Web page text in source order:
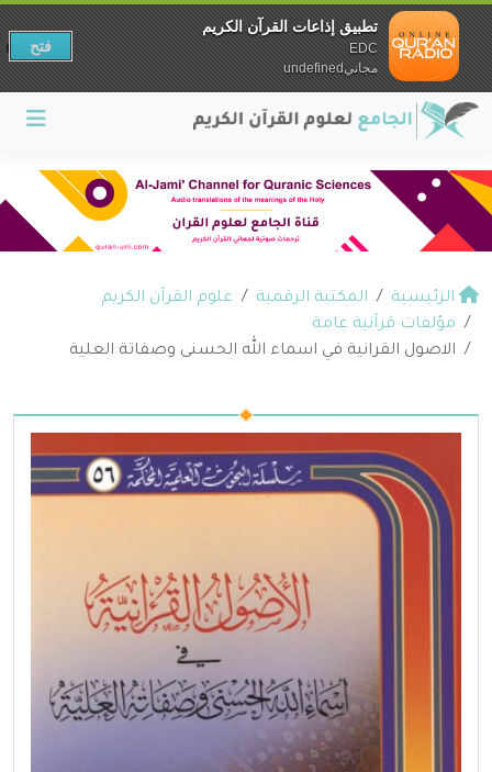
الرئيسية المكتبة الرقمية
علوم القرآن الكريم
مؤلفات قرآنية عامة
الاصول القرانية في اسماء الله الحسنى وصفاتة العلية
تطبيق إذاعات القرآن الكريم
EDC
مجانيundefined
فتح